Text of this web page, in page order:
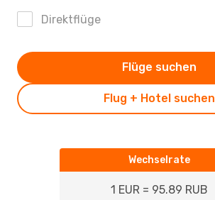
Direktflüge
Flug + Hotel suchen
Flüge suchen
Wechselrate
1 EUR = 95.89 RUB